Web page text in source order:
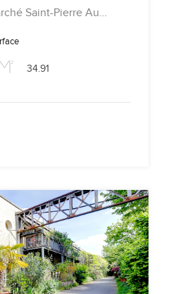
Saint-Pierre Au…
34.91